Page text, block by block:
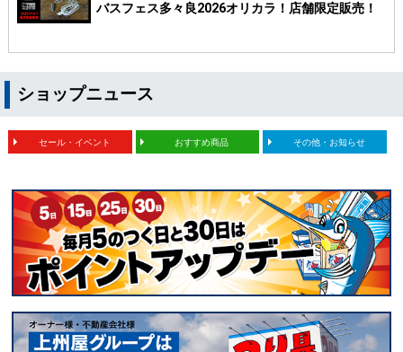
バスフェス多々良2026オリカラ！店舗限定販売！
ショップニュース
セール・イベント おすすめ商品 その他・お知らせ